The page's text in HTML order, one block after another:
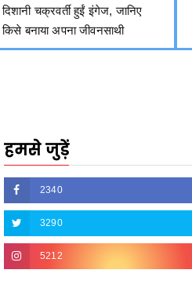
दिशानी चक्रवर्ती हुईं इंगेज, जानिए
किसे बनाया अपना जीवनसाथी
हमसे जुड़ें
2340
3290
5212